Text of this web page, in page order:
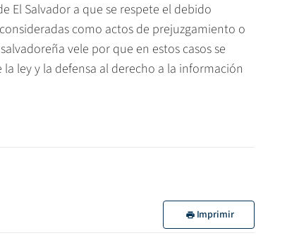
El Salvador a que se respete el debido
como actos de prejuzgamiento o
vele por que en estos casos se
ley y la defensa al derecho a la información
Imprimir